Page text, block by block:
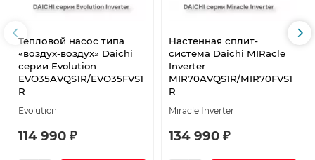
Тепловой насос типа
«воздух-воздух» Daichi
серии Evolution
EVO35AVQS1R/EVO35FVS1
R
Evolution
114 990 ₽
Настенная сплит-
система Daichi MIRacle
Inverter
MIR70AVQS1R/MIR70FVS1
R
Miracle Inverter
134 990 ₽